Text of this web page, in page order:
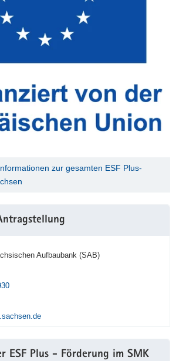
zur gesamten ESF Plus-
Aufbaubank (SAB)
ESF Plus - Förderung im SMK